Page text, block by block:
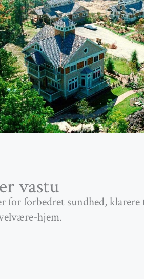
vastu
for forbedret sundhed,
hjem.